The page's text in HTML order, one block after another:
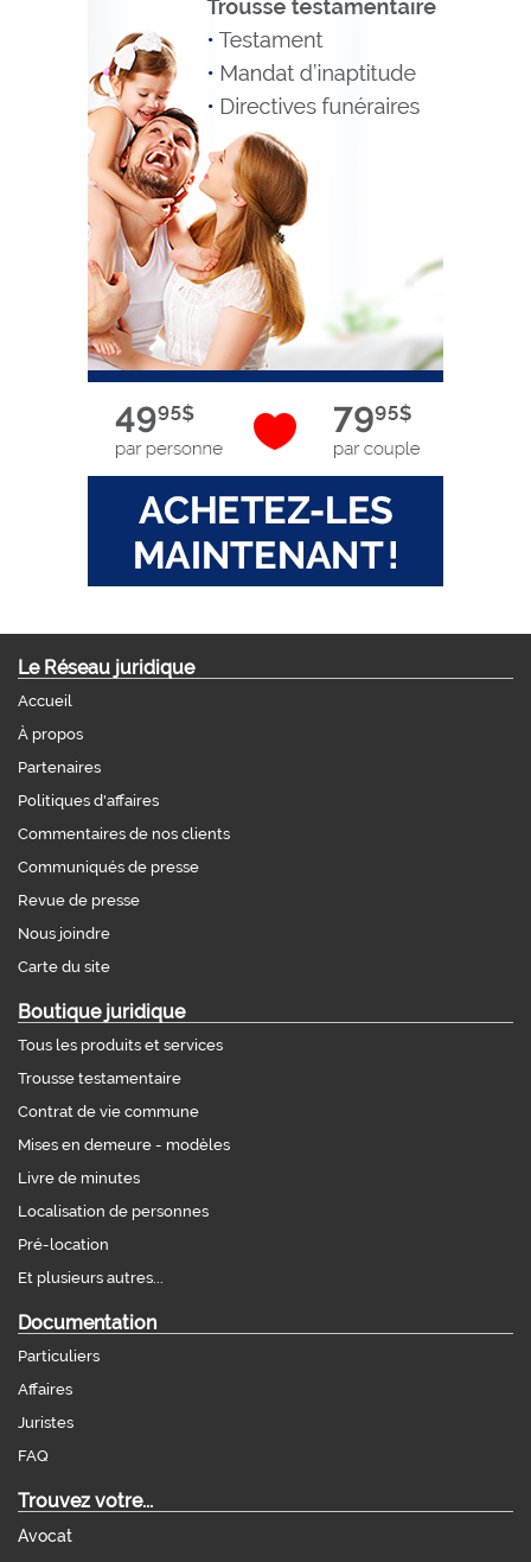
Le Réseau juridique
Accueil
À propos
Partenaires
Politiques d'affaires
Commentaires de nos clients
Communiqués de presse
Revue de presse
Nous joindre
Carte du site
Boutique juridique
Tous les produits et services
Trousse testamentaire
Contrat de vie commune
Mises en demeure - modèles
Livre de minutes
Localisation de personnes
Pré-location
Et plusieurs autres...
Documentation
Particuliers
Affaires
Juristes
FAQ
Trouvez votre...
Avocat